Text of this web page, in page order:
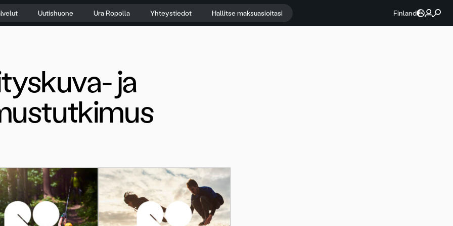
Uutishuone Ura Ropolla Yhteystiedot Hallitse maksuasioitasi Finland
ja